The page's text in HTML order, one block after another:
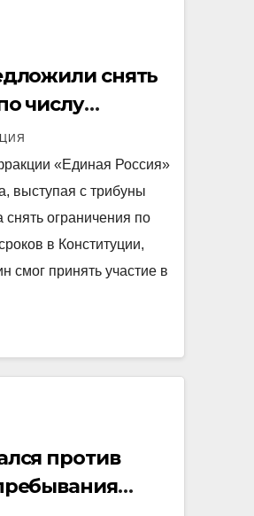
снять
числу
сроков
«Единая Россия»
выступая с трибуны
ограничения по
в Конституции,
смог принять участие в
против